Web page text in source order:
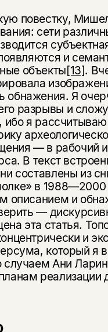
повестку,
сети
и
объекты[13].
Я
разрывы и
я
— в рабочий
В текст
составлены из
в 1988—2000
описанием и
—
эта статья.
и
который я
случаем Ани
реализации